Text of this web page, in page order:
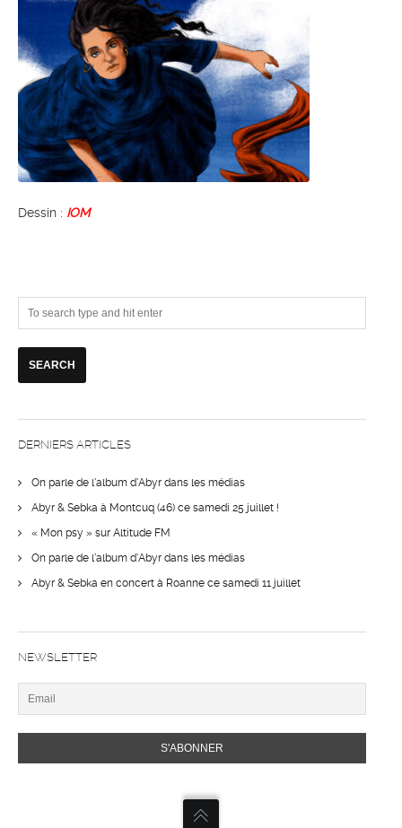
Dessin : IOM
DERNIERS ARTICLES
On parle de l’album d’Abyr dans les médias
Abyr & Sebka à Montcuq (46) ce samedi 25 juillet !
« Mon psy » sur Altitude FM
On parle de l’album d’Abyr dans les médias
Abyr & Sebka en concert à Roanne ce samedi 11 juillet
NEWSLETTER